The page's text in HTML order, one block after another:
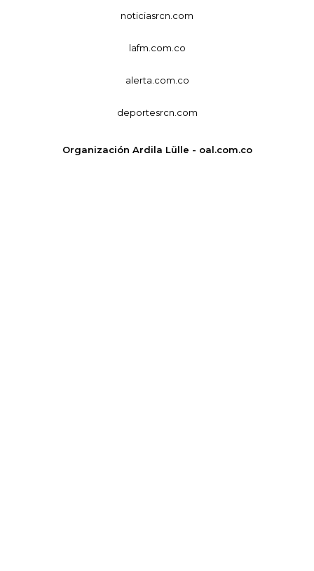
noticiasrcn.com
lafm.com.co
alerta.com.co
deportesrcn.com
Organización Ardila Lülle - oal.com.co